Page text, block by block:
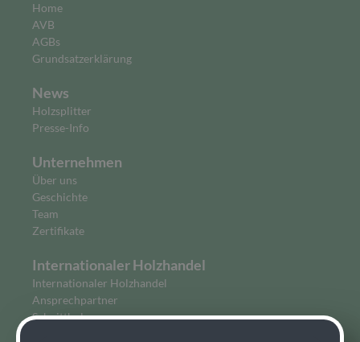
Home
AVB
AGBs
Grundsatzerklärung
News
Holzsplitter
Presse-Info
Unternehmen
Über uns
Geschichte
Team
Zertifikate
Internationaler Holzhandel
Internationaler Holzhandel
Ansprechpartner
Schnittholz